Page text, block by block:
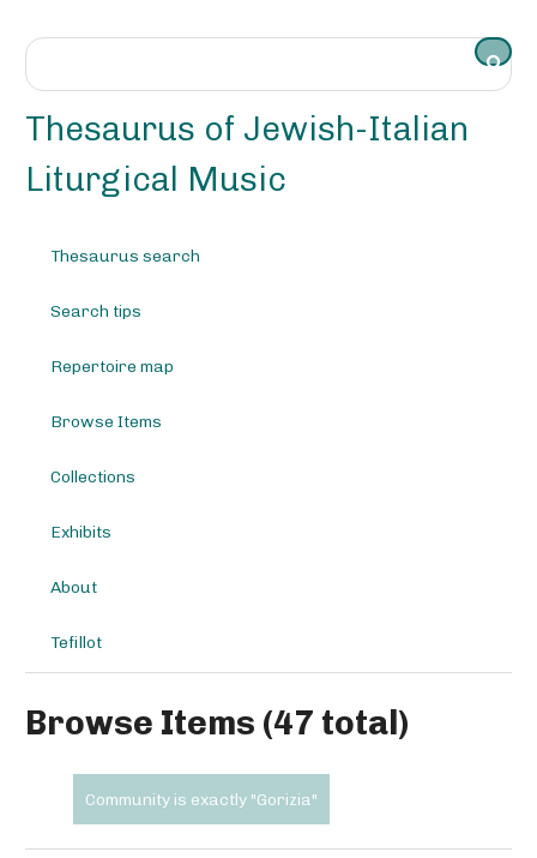
Thesaurus of Jewish-Italian
Liturgical Music
Thesaurus search
Search tips
Repertoire map
Browse Items
Collections
Exhibits
About
Tefillot
Browse Items (47 total)
Community is exactly "Gorizia"